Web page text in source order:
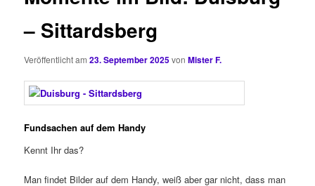
– Sittardsberg
Veröffentlicht am23. September 2025vonMister F.
Fundsachen auf dem Handy
Kennt Ihr das?
Man findet Bilder auf dem Handy, weiß aber gar nicht, dass man